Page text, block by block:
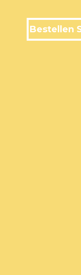
Bestellen